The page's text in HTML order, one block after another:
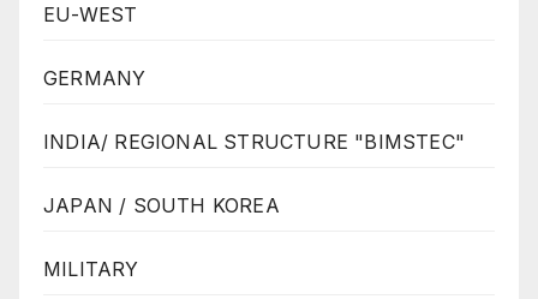
EU-WEST
GERMANY
INDIA/ REGIONAL STRUCTURE "BIMSTEC"
JAPAN / SOUTH KOREA
MILITARY